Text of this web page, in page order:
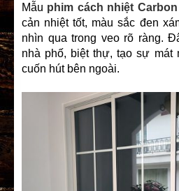
Mẫu phim cách nhiệt Carbon
cản nhiệt tốt, màu sắc đen
nhìn qua trong veo rõ ràng.
nhà phố, biệt thự, tạo sự mát
cuốn hút bên ngoài.